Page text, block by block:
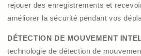
rejouer des enregistrements et
améliorer la sécurité pendant vos
DÉTECTION DE MOUVEMENT
technologie de détection de